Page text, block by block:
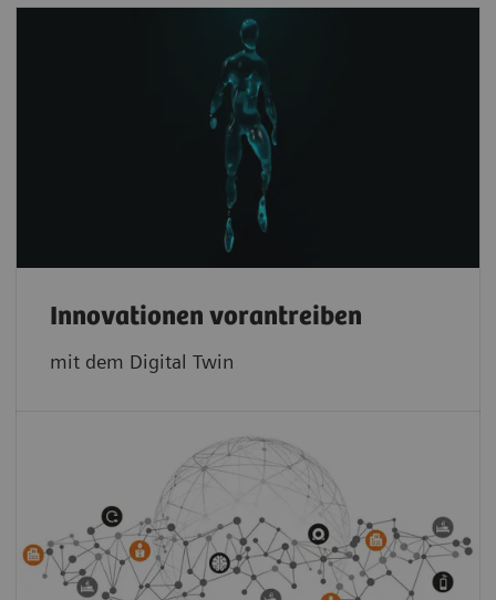
Innovationen vorantreiben
mit dem Digital Twin